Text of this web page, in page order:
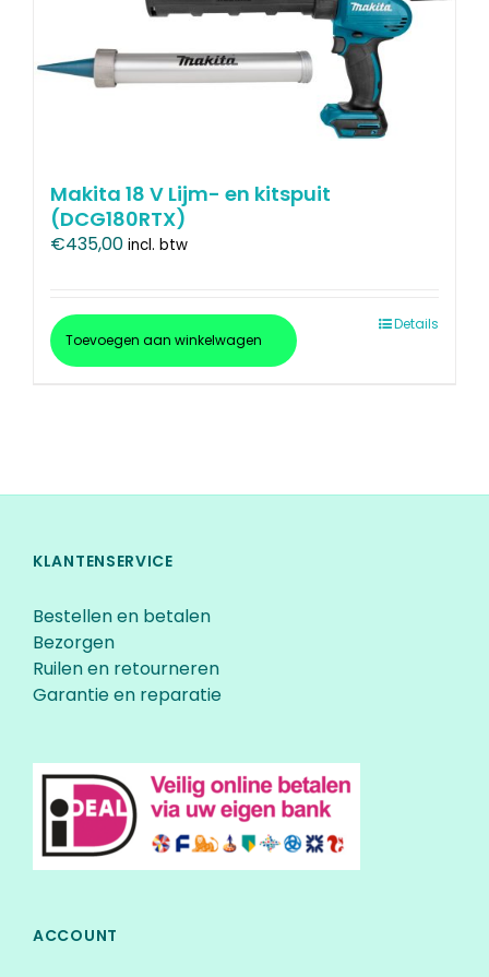
Makita 18 V Lijm- en kitspuit
(DCG180RTX)
€435,00 incl. btw
Toevoegen aan winkelwagen
Details
KLANTENSERVICE
Bestellen en betalen
Bezorgen
Ruilen en retourneren
Garantie en reparatie
ACCOUNT